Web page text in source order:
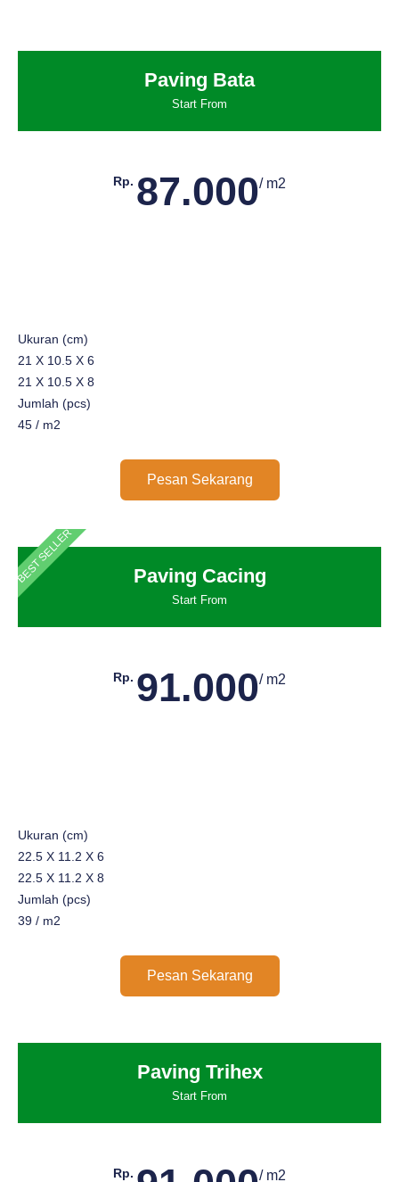
Paving Bata
Start From
Rp. 87.000/ m2
Ukuran (cm)
21 X 10.5 X 6
21 X 10.5 X 8
Jumlah (pcs)
45 / m2
Pesan Sekarang
BEST SELLER Paving Cacing
Start From
Rp. 91.000/ m2
Ukuran (cm)
22.5 X 11.2 X 6
22.5 X 11.2 X 8
Jumlah (pcs)
39 / m2
Pesan Sekarang
Paving Trihex
Start From
Rp. / m2